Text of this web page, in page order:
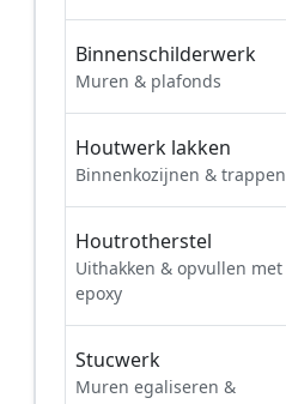
Binnenschilderwerk
Muren & plafonds
Houtwerk lakken
Binnenkozijnen & trappen
Houtrotherstel
Uithakken & opvullen met
epoxy
Stucwerk
Muren egaliseren &